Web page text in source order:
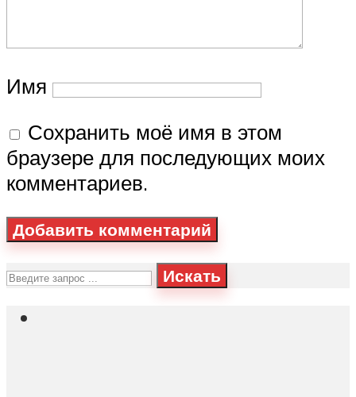
Имя
Сохранить моё имя в этом
браузере для последующих моих
комментариев.
Искать